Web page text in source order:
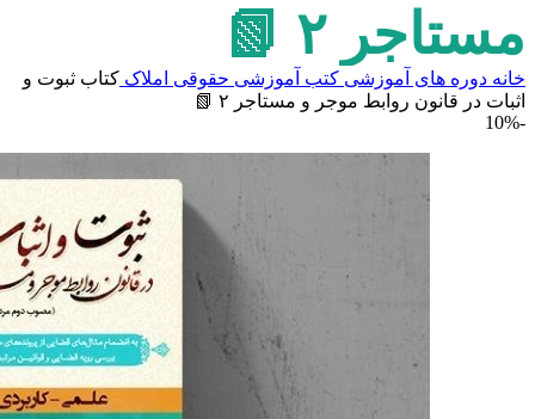
مستاجر ۲ 📗
خانه دوره های آموزشی کتب آموزشی حقوقی املاک کتاب ثبوت و
اثبات در قانون روابط موجر و مستاجر ۲ 📗
-10%